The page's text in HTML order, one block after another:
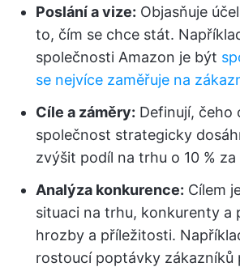
Poslání a vize: Objasňuje
to, čím se chce stát.
společnosti Amazon je být
se nejvíce zaměřuje na
Cíle a záměry: Definují, čeho
společnost strategicky
zvýšit podíl na trhu o 10 %
Analýza konkurence: Cílem
situaci na trhu, konkurenty a
hrozby a příležitosti.
rostoucí poptávky zákazníků